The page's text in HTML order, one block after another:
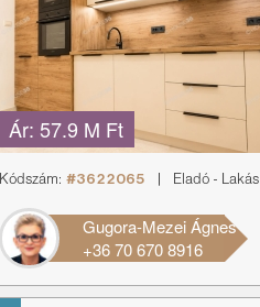
Ár: 57.9 M Ft
Kódszám: #3622065 Eladó - Lakás
Gugora-Mezei Ágnes
+36 70 670 8916